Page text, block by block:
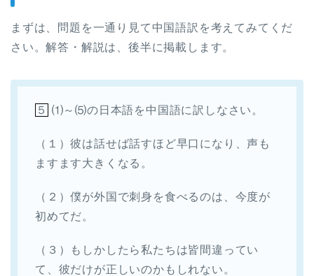
まずは、問題を一通り見て中国語訳を考えてみてくだ
さい。解答・解説は、後半に掲載します。
５ ⑴～⑸の日本語を中国語に訳しなさい。
（１）彼は話せば話すほど早口になり、声も
ますます大きくなる。
（２）僕が外国で刺身を食べるのは、今度が
初めてだ。
（３）もしかしたら私たちは皆間違ってい
て、彼だけが正しいのかもしれない。